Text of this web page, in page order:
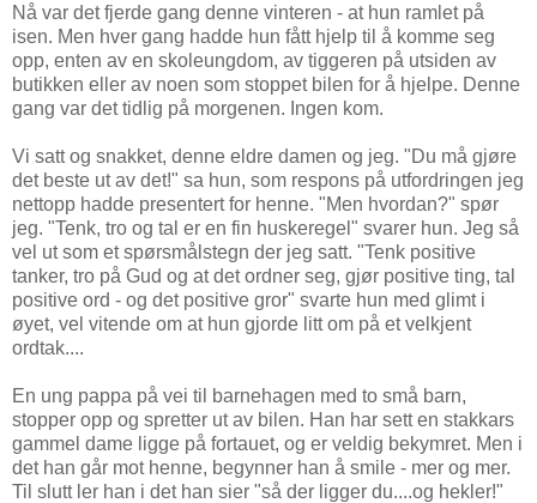
Nå var det fjerde gang denne vinteren - at hun ramlet på
isen. Men hver gang hadde hun fått hjelp til å komme seg
opp, enten av en skoleungdom, av tiggeren på utsiden av
butikken eller av noen som stoppet bilen for å hjelpe. Denne
gang var det tidlig på morgenen. Ingen kom.
Vi satt og snakket, denne eldre damen og jeg. "Du må gjøre
det beste ut av det!" sa hun, som respons på utfordringen jeg
nettopp hadde presentert for henne. "Men hvordan?" spør
jeg. "Tenk, tro og tal er en fin huskeregel" svarer hun. Jeg så
vel ut som et spørsmålstegn der jeg satt. "Tenk positive
tanker, tro på Gud og at det ordner seg, gjør positive ting, tal
positive ord - og det positive gror" svarte hun med glimt i
øyet, vel vitende om at hun gjorde litt om på et velkjent
ordtak....
En ung pappa på vei til barnehagen med to små barn,
stopper opp og spretter ut av bilen. Han har sett en stakkars
gammel dame ligge på fortauet, og er veldig bekymret. Men i
det han går mot henne, begynner han å smile - mer og mer.
Til slutt ler han i det han sier "så der ligger du....og hekler!"